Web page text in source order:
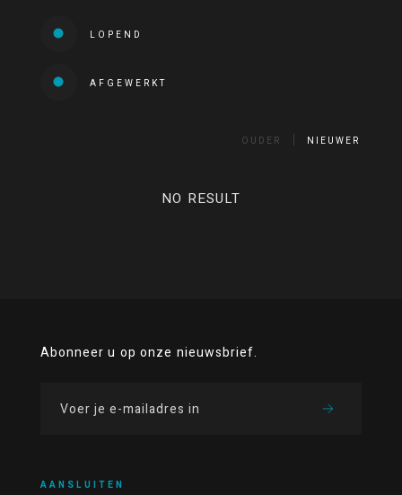
LOPEND
AFGEWERKT
OUDER NIEUWER
NO RESULT
Abonneer u op onze nieuwsbrief.
AANSLUITEN